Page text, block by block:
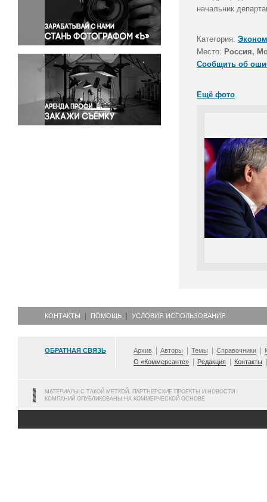
Правосудие
Происшествия и конфликты
Религия
Светская жизнь
Спорт
Экология
Экономика и бизнес
начальник
Категория:
Место: Россия,
Сообщить об
Ещё фото
КОНТАКТЫ ПОМОЩЬ УСЛОВИЯ ИСПОЛЬЗОВАНИЯ
ОБРАТНАЯ СВЯЗЬ Архив Авторы Темы Справочники
О «Коммерсанте»
Редакция Контакты
МАТЕРИАЛЫ С ТАКОЙ МЕТКОЙ, ПАРТНЕРСКИЕ ПРОЕКТЫ И НОВОСТИ
КОМПАНИЙ ОПУБЛИКОВАНЫ НА КОММЕРЧЕСКОЙ ОСНОВЕ